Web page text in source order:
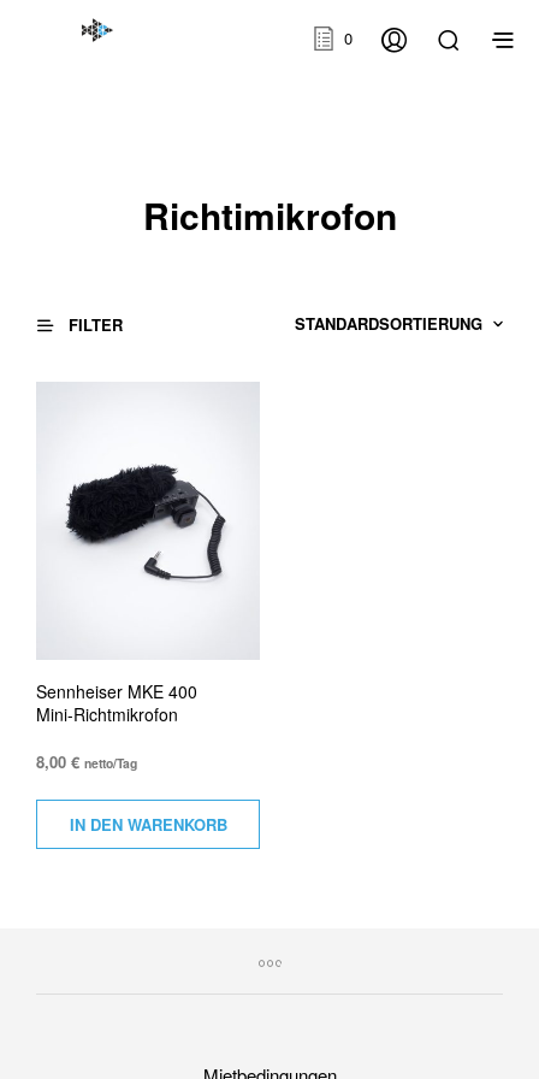
0
Richtimikrofon
FILTER
Sennheiser MKE 400
Mini-Richtmikrofon
8,00 € netto/Tag
IN DEN WARENKORB